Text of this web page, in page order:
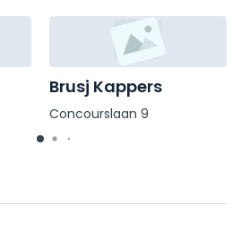
Brusj Kappers
Concourslaan 9